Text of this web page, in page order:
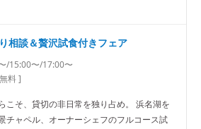
相談＆贅沢試食付きフェア
/15:00〜/17:00〜
料 ]
こそ、貸切の非日常を独り占め。 浜名湖を
チャペル、オーナーシェフのフルコース試